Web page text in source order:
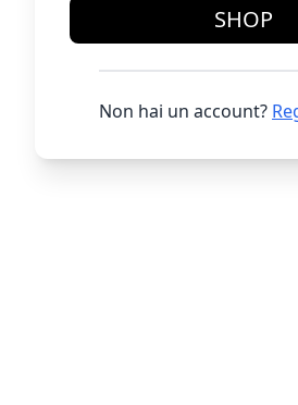
SHOP
Non hai un account?